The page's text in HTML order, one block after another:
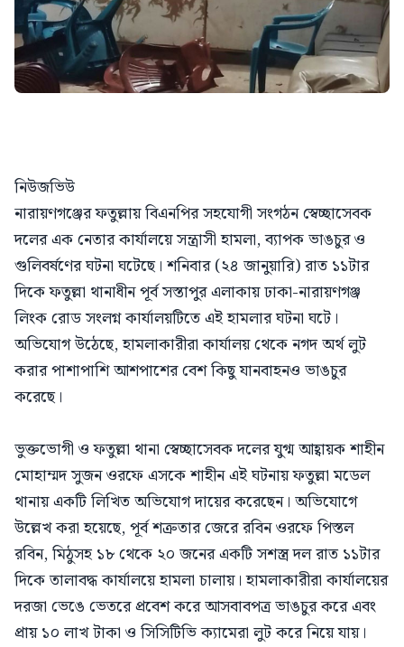
নিউজভিউ
নারায়ণগঞ্জের ফতুল্লায় বিএনপির সহযোগী সংগঠন স্বেচ্ছাসেবক
দলের এক নেতার কার্যালয়ে সন্ত্রাসী হামলা, ব্যাপক ভাঙচুর ও
গুলিবর্ষণের ঘটনা ঘটেছে। শনিবার (২৪ জানুয়ারি) রাত ১১টার
দিকে ফতুল্লা থানাধীন পূর্ব সস্তাপুর এলাকায় ঢাকা-নারায়ণগঞ্জ
লিংক রোড সংলগ্ন কার্যালয়টিতে এই হামলার ঘটনা ঘটে।
অভিযোগ উঠেছে, হামলাকারীরা কার্যালয় থেকে নগদ অর্থ লুট
করার পাশাপাশি আশপাশের বেশ কিছু যানবাহনও ভাঙচুর
করেছে।
ভুক্তভোগী ও ফতুল্লা থানা স্বেচ্ছাসেবক দলের যুগ্ম আহ্বায়ক শাহীন
মোহাম্মদ সুজন ওরফে এসকে শাহীন এই ঘটনায় ফতুল্লা মডেল
থানায় একটি লিখিত অভিযোগ দায়ের করেছেন। অভিযোগে
উল্লেখ করা হয়েছে, পূর্ব শত্রুতার জেরে রবিন ওরফে পিস্তল
রবিন, মিঠুসহ ১৮ থেকে ২০ জনের একটি সশস্ত্র দল রাত ১১টার
দিকে তালাবদ্ধ কার্যালয়ে হামলা চালায়। হামলাকারীরা কার্যালয়ের
দরজা ভেঙে ভেতরে প্রবেশ করে আসবাবপত্র ভাঙচুর করে এবং
প্রায় ১০ লাখ টাকা ও সিসিটিভি ক্যামেরা লুট করে নিয়ে যায়।